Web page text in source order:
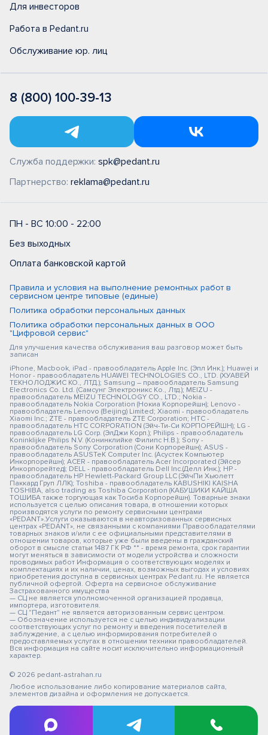
Для инвесторов
Работа в Pedant.ru
Обслуживание юр. лиц
8 (800) 100-39-13
Служба поддержки: spk@pedant.ru
Партнерство: reklama@pedant.ru
ПН - ВС 10:00 - 22:00
Без выходных
Оплата банковской картой
Правила и условия на выполнение ремонтных работ в
сервисном центре типовые (единые)
Политика обработки персональных данных
Политика обработки персональных данных в ООО
"Цифровой сервис"
Для улучшения качества обслуживания ваш разговор может быть
записан
iPhone, Macbook, iPad - правообладатель Apple Inc. (Эпл Инк.); Huawei и
Honor - правообладатель HUAWEI TECHNOLOGIES CO., LTD. (ХУАВЕЙ
ТЕКНОЛОДЖИС КО., ЛТД.); Samsung – правообладатель Samsung
Electronics Co. Ltd. (Самсунг Электроникс Ко., Лтд.); MEIZU -
правообладатель MEIZU TECHNOLOGY CO., LTD.; Nokia -
правообладатель Nokia Corporation (Нокиа Корпорейшн); Lenovo -
правообладатель Lenovo (Beijing) Limited; Xiaomi - правообладатель
Xiaomi Inc.; ZTE - правообладатель ZTE Corporation; HTC -
правообладатель HTC CORPORATION (Эйч-Ти-Си КОРПОРЕЙШН); LG -
правообладатель LG Corp. (ЭлДжи Корп.); Philips - правообладатель
Koninklijke Philips N.V. (Конинклийке Филипс Н.В.); Sony -
правообладатель Sony Corporation (Сони Корпорейшн); ASUS -
правообладатель ASUSTeK Computer Inc. (Асустек Компьютер
Инкорпорейшн); ACER - правообладатель Acer Incorporated (Эйсер
Инкорпорейтед); DELL - правообладатель Dell Inc.(Делл Инк.); HP -
правообладатель HP Hewlett-Packard Group LLC (ЭйчПи Хьюлетт
Паккард Груп ЛЛК); Toshiba - правообладатель KABUSHIKI KAISHA
TOSHIBA, also trading as Toshiba Corporation (КАБУШИКИ КАЙША
ТОШИБА также торгующая как Тосиба Корпорейшн). Товарные знаки
используется с целью описания товара, в отношении которых
производятся услуги по ремонту сервисными центрами
«PEDANT».Услуги оказываются в неавторизованных сервисных
центрах «PEDANT», не связанными с компаниями Правообладателями
товарных знаков и/или с ее официальными представителями в
отношении товаров, которые уже были введены в гражданский
оборот в смысле статьи 1487 ГК РФ ** - время ремонта, срок гарантии
могут меняться в зависимости от модели устройства и сложности
проводимых работ Информация о соответствующих моделях и
комплектациях и их наличии, ценах, возможных выгодах и условиях
приобретения доступна в сервисных центрах Pedant.ru. Не является
публичной офертой. Оферта на сервисное обслуживание
Застрахованного имущества
— СЦ не является уполномоченной организацией продавца,
импортера, изготовителя.
— СЦ "Педант" не является авторизованным сервис центром.
— Обозначение используется не с целью индивидуализации
соответствующих услуг по ремонту и введения посетителей в
заблуждение, а с целью информирования потребителей о
предоставляемых услугах в отношении техники правообладателей.
Вся информация на сайте носит исключительно информационный
характер.
© 2026 pedant-astrahan.ru
Любое использование либо копирование материалов сайта,
элементов дизайна и оформления не допускается.